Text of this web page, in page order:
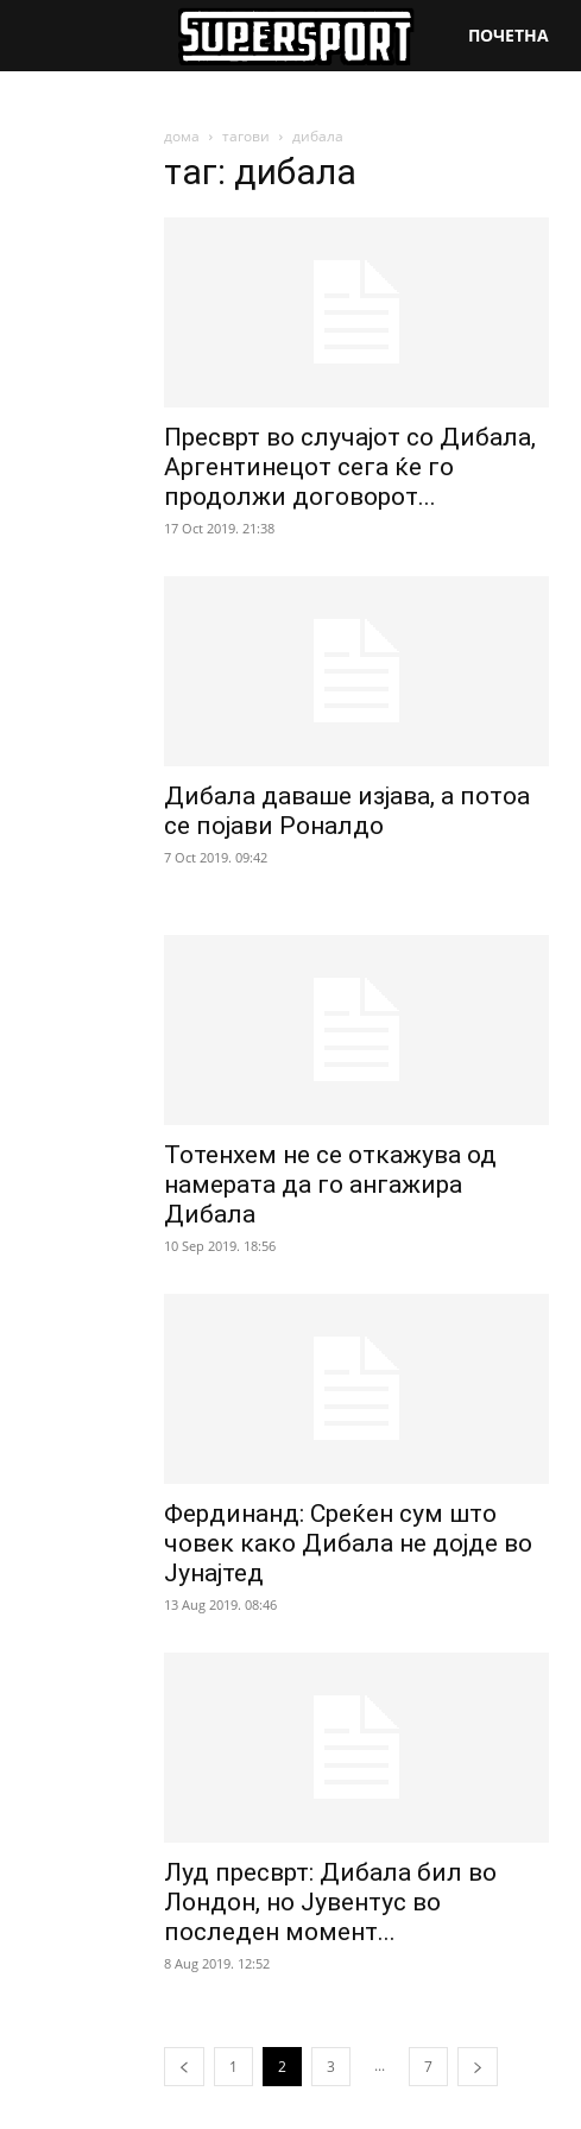
SuperSport.mk
ПОЧЕТНА
дома тагови дибала
таг: дибала
Пресврт во случајот со Дибала,
Аргентинецот сега ќе го
продолжи договорот...
17 Oct 2019. 21:38
Дибала даваше изјава, а потоа
се појави Роналдо
7 Oct 2019. 09:42
Тотенхем не се откажува од
намерата да го ангажира
Дибала
10 Sep 2019. 18:56
Фердинанд: Среќен сум што
човек како Дибала не дојде во
Јунајтед
13 Aug 2019. 08:46
Луд пресврт: Дибала бил во
Лондон, но Јувентус во
последен момент...
8 Aug 2019. 12:52
1 2 3 ... 7